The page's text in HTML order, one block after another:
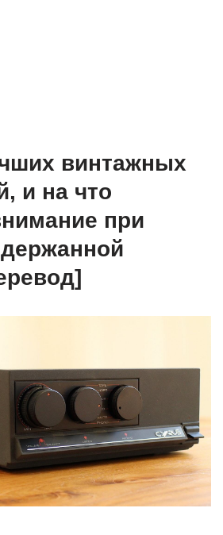
винтажных
и на что
при